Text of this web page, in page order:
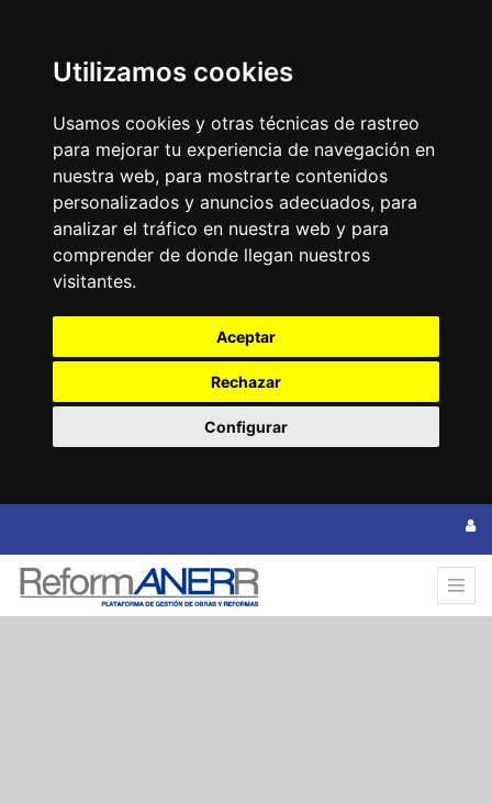
Utilizamos cookies
Usamos cookies y otras técnicas de rastreo
para mejorar tu experiencia de navegación en
nuestra web, para mostrarte contenidos
personalizados y anuncios adecuados, para
analizar el tráfico en nuestra web y para
comprender de donde llegan nuestros
visitantes.
Aceptar
Rechazar
Configurar